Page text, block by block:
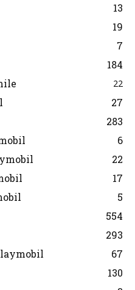
13
19
7
184
22
27
283
6
22
17
5
554
293
67
130